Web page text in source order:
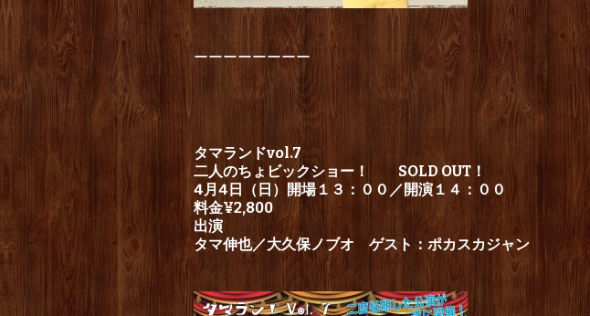
ーーーーーーーー
タマランドvol.7
二人のちょビックショー！ SOLD OUT！
4月4日（日）開場１３：００／開演１４：００
料金¥2,800
出演
タマ伸也／大久保ノブオ ゲスト：ポカスカジャン